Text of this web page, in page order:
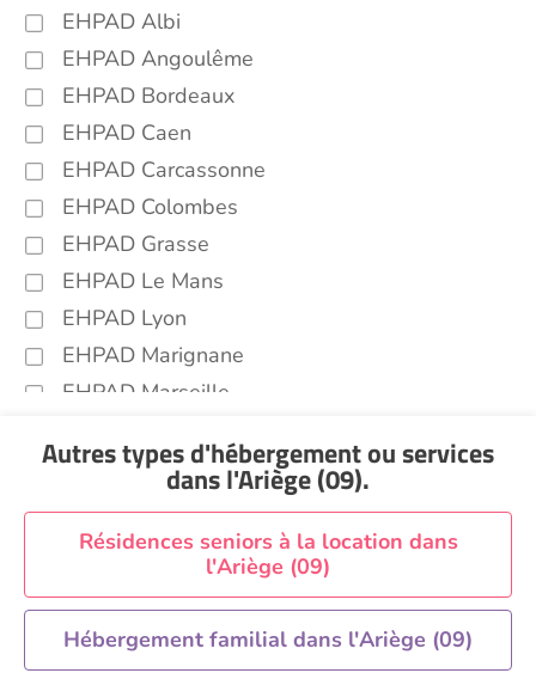
EHPAD Albi
EHPAD Angoulême
EHPAD Bordeaux
EHPAD Caen
EHPAD Carcassonne
EHPAD Colombes
EHPAD Grasse
EHPAD Le Mans
EHPAD Lyon
EHPAD Marignane
EHPAD Marseille
EHPAD Nantes
EHPAD Paris
EHPAD Saint-Etienne
EHPAD Toulouse
Autres types d'hébergement ou services
dans l'Ariège (09).
Résidences seniors à la location dans
l'Ariège (09)
Hébergement familial dans l'Ariège (09)